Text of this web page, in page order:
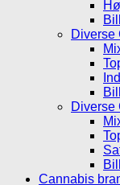
Diverse
Diverse
Cannabis